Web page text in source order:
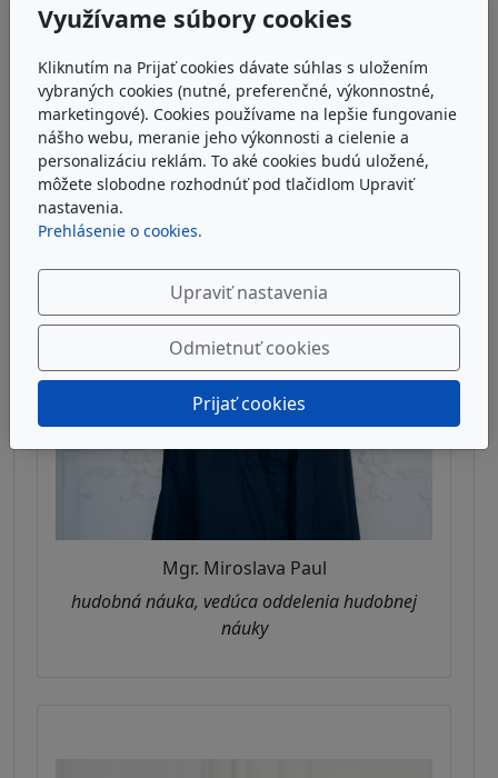
Mgr. Miroslava Paul
hudobná náuka, vedúca oddelenia hudobnej
náuky
Využívame súbory cookies
Kliknutím na Prijať cookies dávate súhlas s uložením
vybraných cookies (nutné, preferenčné, výkonnostné,
marketingové). Cookies používame na lepšie fungovanie
nášho webu, meranie jeho výkonnosti a cielenie a
personalizáciu reklám. To aké cookies budú uložené,
môžete slobodne rozhodnúť pod tlačidlom Upraviť
nastavenia.
Prehlásenie o cookies.
Upraviť nastavenia
Odmietnuť cookies
Prijať cookies